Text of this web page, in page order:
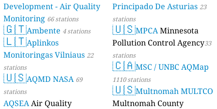
Development - Air Quality
Monitoring 66 stations
🇬🇹Ambente 4 stations
🇱🇹Aplinkos
Monitoringas Vilniaus 22
stations
🇺🇸AQMD NASA 69
stations
AQSEAAir Quality
Principado De Asturias 23
stations
🇺🇸MPCAMinnesota
Pollution Control Agency33
stations
🇨🇦MSC / UNBC AQMap
1110 stations
🇺🇸Multnomah MULTCO
Multnomah County